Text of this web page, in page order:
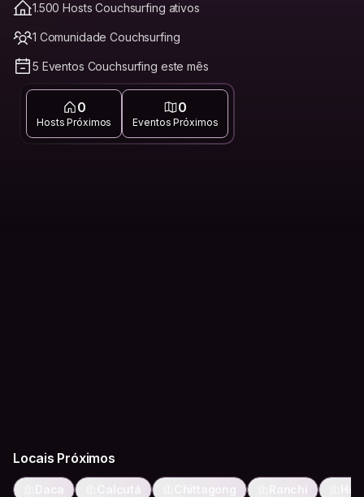
1.500 Hosts Couchsurfing ativos
1 Comunidade Couchsurfing
5 Eventos Couchsurfing este mês
0
Hosts Próximos
0
Eventos Próximos
Locais Próximos
Daca Calcutá Chittagong Ranchi